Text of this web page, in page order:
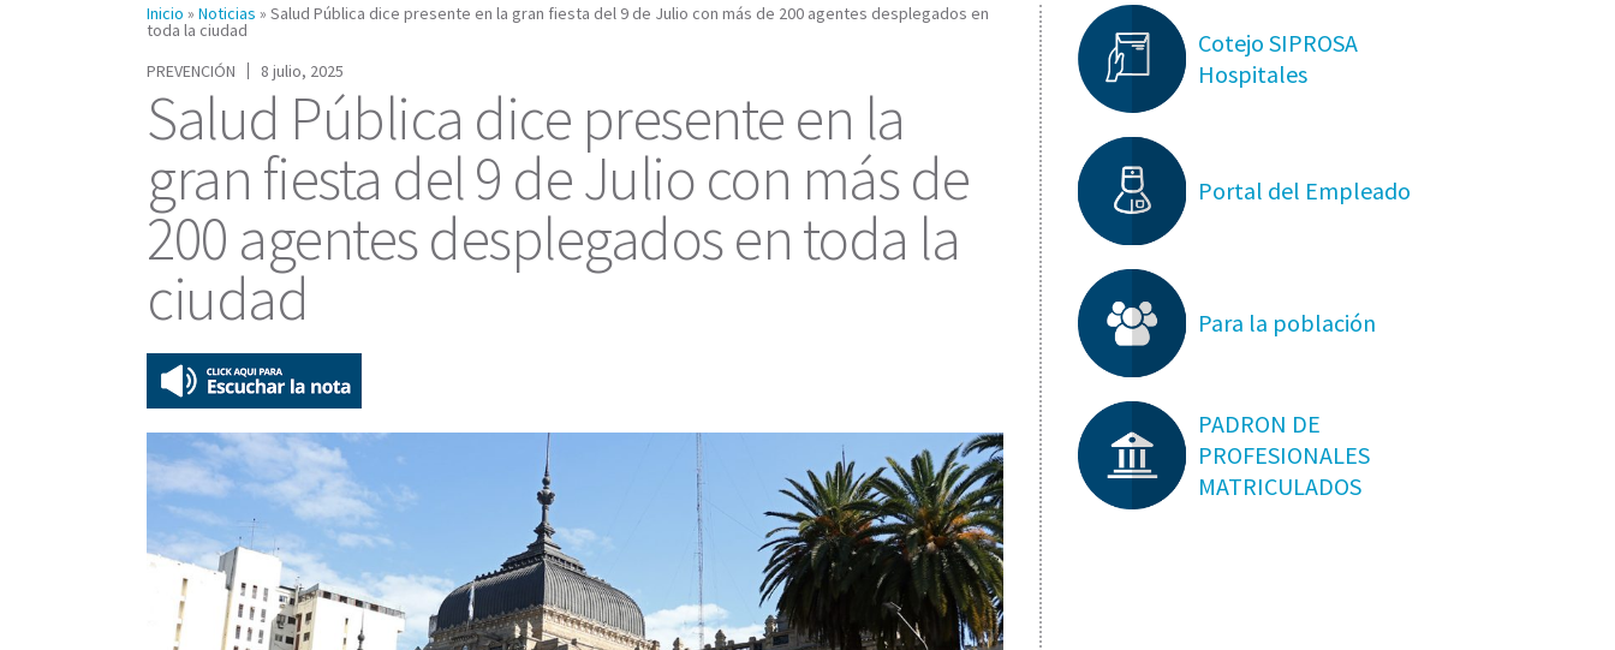
Inicio » Noticias » Salud Pública dice presente en la gran fiesta del 9 de Julio con más de 200 agentes desplegados en
toda la ciudad
PREVENCIÓN
8 julio, 2025
Salud Pública dice presente en la
gran fiesta del 9 de Julio con más de
200 agentes desplegados en toda la
ciudad
Cotejo SIPROSA
Hospitales
Portal del Empleado
Para la población
PADRON DE
PROFESIONALES
MATRICULADOS